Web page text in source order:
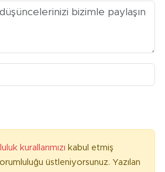
kurallarımızı kabul etmiş
üstleniyorsunuz. Yazılan